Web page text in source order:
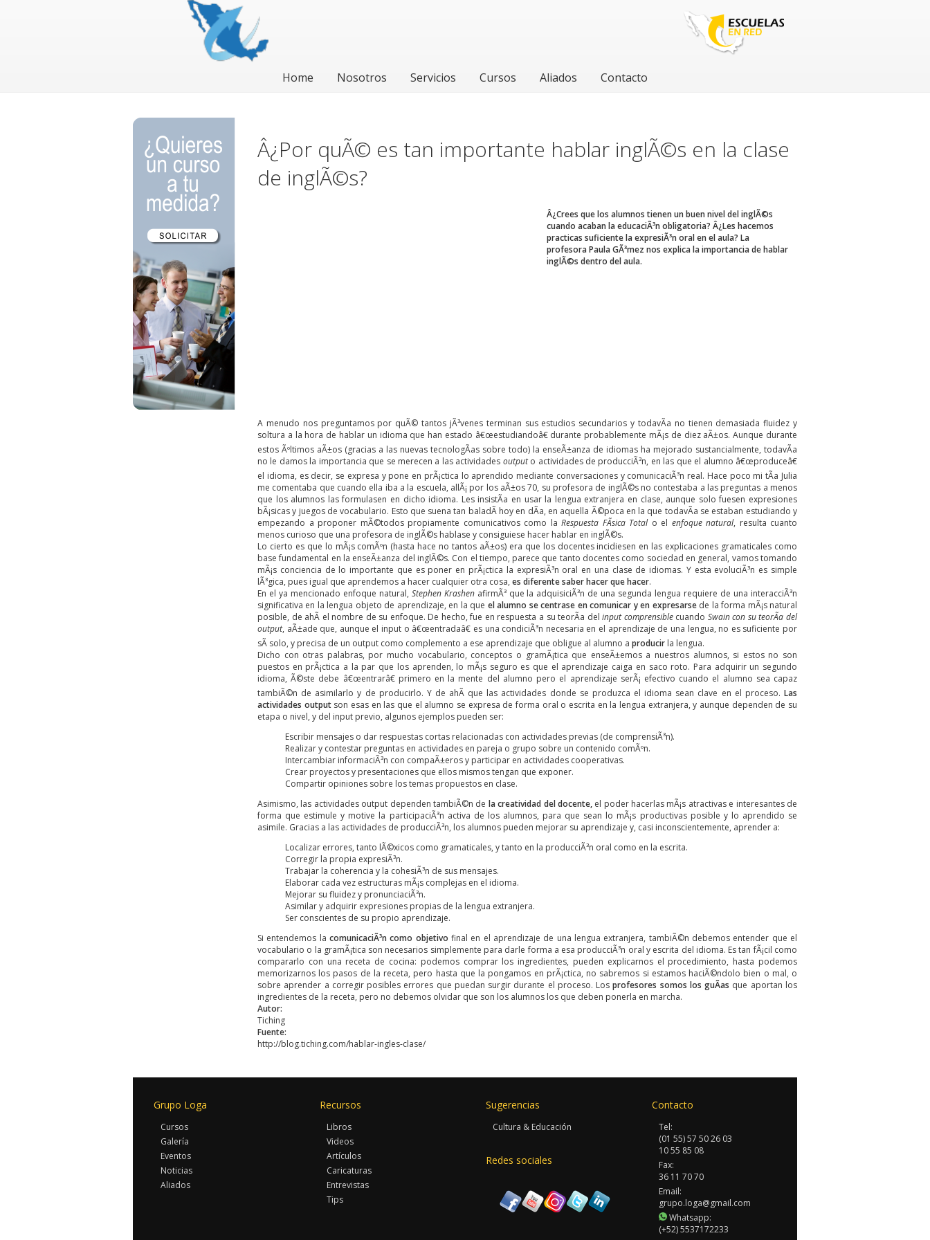
Home Nosotros Servicios Cursos Aliados Contacto
Â¿Por quÃ© es tan importante hablar inglÃ©s en la clase
de inglÃ©s?
Â¿Crees que los alumnos tienen un buen nivel del inglÃ©s
cuando acaban la educaciÃ³n obligatoria? Â¿Les hacemos
practicas suficiente la expresiÃ³n oral en el aula? La
profesora Paula GÃ³mez nos explica la importancia de hablar
inglÃ©s dentro del aula.
A menudo nos preguntamos por quÃ© tantos jÃ³venes terminan sus estudios secundarios y todavÃ­a no tienen demasiada fluidez y
soltura a la hora de hablar un idioma que han estado â€œestudiandoâ€ durante probablemente mÃ¡s de diez aÃ±os. Aunque durante
estos Ãºltimos aÃ±os (gracias a las nuevas tecnologÃ­as sobre todo) la enseÃ±anza de idiomas ha mejorado sustancialmente, todavÃ­a
no le damos la importancia que se merecen a las actividades outputo actividades de producciÃ³n, en las que el alumno â€œproduceâ€
el idioma, es decir, se expresa y pone en prÃ¡ctica lo aprendido mediante conversaciones y comunicaciÃ³n real. Hace poco mi tÃ­a Julia
me comentaba que cuando ella iba a la escuela, allÃ¡ por los aÃ±os 70, su profesora de inglÃ©s no contestaba a las preguntas a menos
que los alumnos las formulasen en dicho idioma. Les insistÃ­a en usar la lengua extranjera en clase, aunque solo fuesen expresiones
bÃ¡sicas y juegos de vocabulario. Esto que suena tan baladÃ­ hoy en dÃ­a, en aquella Ã©poca en la que todavÃ­a se estaban estudiando y
empezando a proponer mÃ©todos propiamente comunicativos como la Respuesta FÃ­sica Totalo el enfoque natural, resulta cuanto
menos curioso que una profesora de inglÃ©s hablase y consiguiese hacer hablar en inglÃ©s.
Lo cierto es que lo mÃ¡s comÃºn (hasta hace no tantos aÃ±os) era que los docentes incidiesen en las explicaciones gramaticales como
base fundamental en la enseÃ±anza del inglÃ©s. Con el tiempo, parece que tanto docentes como sociedad en general, vamos tomando
mÃ¡s conciencia de lo importante que es poner en prÃ¡ctica la expresiÃ³n oral en una clase de idiomas. Y esta evoluciÃ³n es simple
lÃ³gica, pues igual que aprendemos a hacer cualquier otra cosa, es diferente saber hacer que hacer.
En el ya mencionado enfoque natural, Stephen KrashenafirmÃ³ que la adquisiciÃ³n de una segunda lengua requiere de una interacciÃ³n
significativa en la lengua objeto de aprendizaje, en la que el alumno se centrase en comunicar y en expresarsede la forma mÃ¡s natural
posible, de ahÃ­ el nombre de su enfoque. De hecho, fue en respuesta a su teorÃ­a delinput comprensible cuando Swain con su teorÃ­a del
output, aÃ±ade que, aunque el input o â€œentradaâ€ es una condiciÃ³n necesaria en el aprendizaje de una lengua, no es suficiente por
sÃ­ solo, y precisa de un output como complemento a ese aprendizaje que obligue al alumno a producir la lengua.
Dicho con otras palabras, por mucho vocabulario, conceptos o gramÃ¡tica que enseÃ±emos a nuestros alumnos, si estos no son
puestos en prÃ¡ctica a la par que los aprenden, lo mÃ¡s seguro es que el aprendizaje caiga en saco roto. Para adquirir un segundo
idioma, Ã©ste debe â€œentrarâ€ primero en la mente del alumno pero el aprendizaje serÃ¡ efectivo cuando el alumno sea capaz
tambiÃ©n de asimilarlo y de producirlo. Y de ahÃ­ que las actividades donde se produzca el idioma sean clave en el proceso. Las
actividades outputson esas en las que el alumno se expresa de forma oral o escrita en la lengua extranjera, y aunque dependen de su
etapa o nivel, y del input previo, algunos ejemplos pueden ser:
Escribir mensajes o dar respuestas cortas relacionadas con actividades previas (de comprensiÃ³n).
Realizar y contestar preguntas en actividades en pareja o grupo sobre un contenido comÃºn.
Intercambiar informaciÃ³n con compaÃ±eros y participar en actividades cooperativas.
Crear proyectos y presentaciones que ellos mismos tengan que exponer.
Compartir opiniones sobre los temas propuestos en clase.
Asimismo, las actividades output dependen tambiÃ©n de la creatividad del docente, el poder hacerlas mÃ¡s atractivas e interesantes de
forma que estimule y motive la participaciÃ³n activa de los alumnos, para que sean lo mÃ¡s productivas posible y lo aprendido se
asimile. Gracias a las actividades de producciÃ³n, los alumnos pueden mejorar su aprendizaje y, casi inconscientemente, aprender a:
Localizar errores, tanto lÃ©xicos como gramaticales, y tanto en la producciÃ³n oral como en la escrita.
Corregir la propia expresiÃ³n.
Trabajar la coherencia y la cohesiÃ³n de sus mensajes.
Elaborar cada vez estructuras mÃ¡s complejas en el idioma.
Mejorar su fluidez y pronunciaciÃ³n.
Asimilar y adquirir expresiones propias de la lengua extranjera.
Ser conscientes de su propio aprendizaje.
Si entendemos la comunicaciÃ³n como objetivo final en el aprendizaje de una lengua extranjera, tambiÃ©n debemos entender que el
vocabulario o la gramÃ¡tica son necesarios simplemente para darle forma a esa producciÃ³n oral y escrita del idioma. Es tan fÃ¡cil como
compararlo con una receta de cocina: podemos comprar los ingredientes, pueden explicarnos el procedimiento, hasta podemos
memorizarnos los pasos de la receta, pero hasta que la pongamos en prÃ¡ctica, no sabremos si estamos haciÃ©ndolo bien o mal, o
sobre aprender a corregir posibles errores que puedan surgir durante el proceso. Losprofesores somos los guÃ­as que aportan los
ingredientes de la receta, pero no debemos olvidar que son los alumnos los que deben ponerla en marcha.
Autor:
Tiching
Fuente:
http://blog.tiching.com/hablar-ingles-clase/
Grupo Loga
Cursos
Galería
Eventos
Noticias
Aliados
Recursos
Libros
Videos
Artículos
Caricaturas
Entrevistas
Tips
Sugerencias
Cultura & Educación
Redes sociales
Contacto
Tel:
(01 55) 57 50 26 03
10 55 85 08
Fax:
36 11 70 70
Email:
grupo.loga@gmail.com
Whatsapp:
(+52) 5537172233